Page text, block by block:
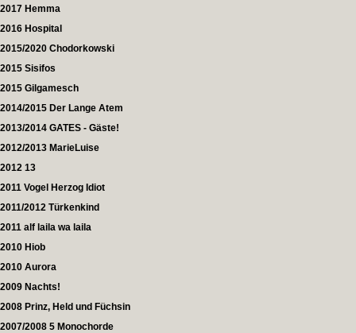
2017 Hemma
2016 Hospital
2015/2020 Chodorkowski
2015 Sisifos
2015 Gilgamesch
2014/2015 Der Lange Atem
2013/2014 GATES - Gäste!
2012/2013 MarieLuise
2012 13
2011 Vogel Herzog Idiot
2011/2012 Türkenkind
2011 alf laila wa laila
2010 Hiob
2010 Aurora
2009 Nachts!
2008 Prinz, Held und Füchsin
2007/2008 5 Monochorde